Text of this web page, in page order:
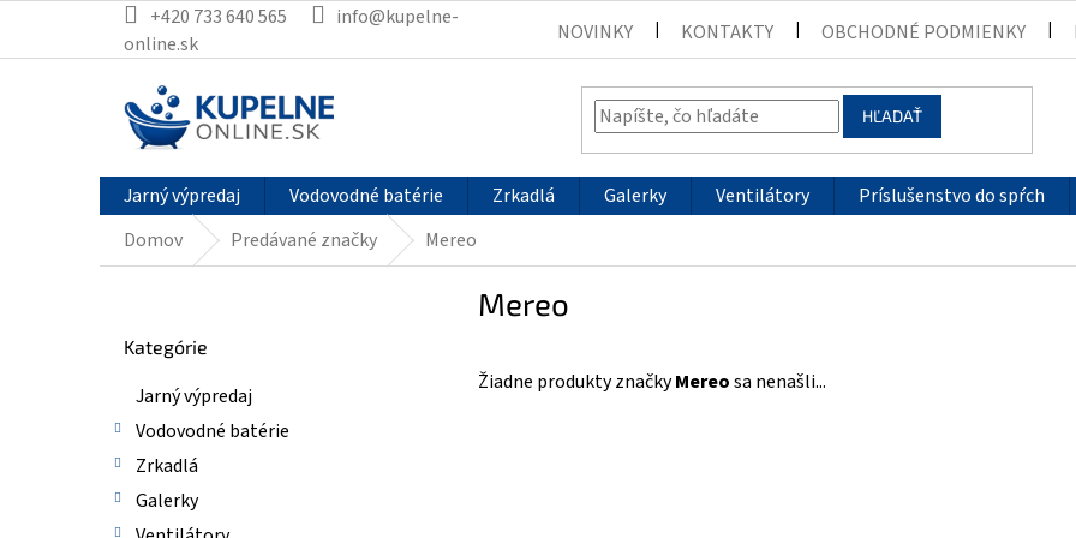
obsah
+420 733 640 565
info@kupelne-
online.sk
NOVINKY KONTAKTY OBCHODNÉ PODMIENKY
HĽADAŤ
Jarný výpredaj Vodovodné batérie Zrkadlá Galerky Ventilátory Príslušenstvo do spŕch
Domov
Predávané značky Mereo
kategórie
Kategórie
Jarný výpredaj
Vodovodné batérie
Zrkadlá
Galerky
Mereo
Žiadne produkty značkyMereosa nenašli...